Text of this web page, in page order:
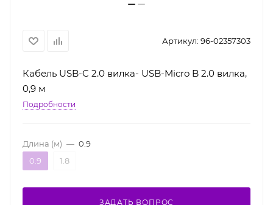
Артикул: 96-02357303
Кабель USB-C 2.0 вилка- USB-Micro B 2.0 вилка,
0,9 м
Подробности
Длина (м) — 0.9
0.9
1.8
ЗАДАТЬ ВОПРОС